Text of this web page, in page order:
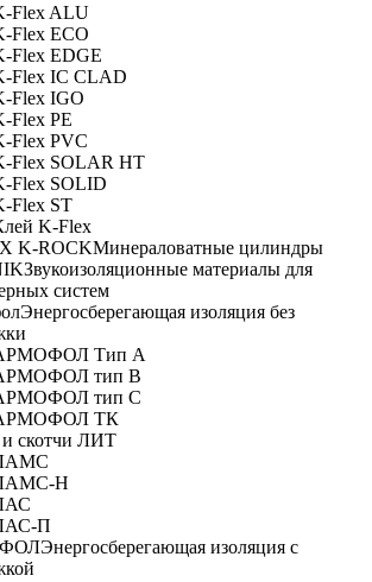
Flex ALU
Flex ECO
Flex EDGE
Flex IC CLAD
Flex IGO
Flex PE
Flex PVC
Flex SOLAR HT
Flex SOLID
Flex ST
K-Flex
K-ROCKМинераловатные цилиндры
Звукоизоляционные материалы для
систем
Энергосберегающая изоляция без
Тип А
тип В
тип C
ТК
скотчи ЛИТ
Н
П
Энергосберегающая изоляция с